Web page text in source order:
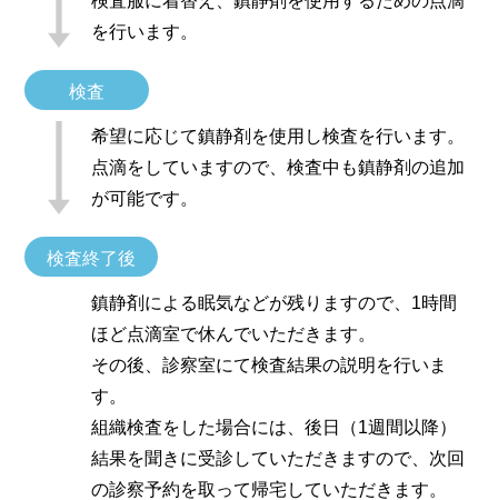
を行います。
検査
希望に応じて鎮静剤を使用し検査を行います。
点滴をしていますので、検査中も鎮静剤の追加
が可能です。
検査終了後
鎮静剤による眠気などが残りますので、1時間
ほど点滴室で休んでいただきます。
その後、診察室にて検査結果の説明を行いま
す。
組織検査をした場合には、後日（1週間以降）
結果を聞きに受診していただきますので、次回
の診察予約を取って帰宅していただきます。